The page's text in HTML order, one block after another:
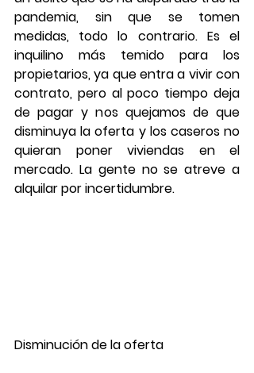
pandemia, sin que se tomen
medidas, todo lo contrario. Es el
inquilino más temido para los
propietarios, ya que entra a vivir con
contrato, pero al poco tiempo deja
de pagar y nos quejamos de que
disminuya la oferta y los caseros no
quieran poner viviendas en el
mercado. La gente no se atreve a
alquilar por incertidumbre.
Disminución de la oferta